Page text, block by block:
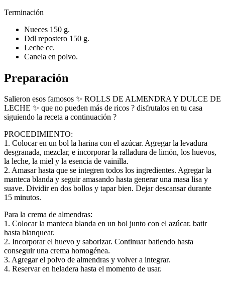
Terminación
Nueces 150 g.
Ddl repostero 150 g.
Leche cc.
Canela en polvo.
Preparación
Salieron esos famosos ✨ ROLLS DE ALMENDRA Y DULCE DE
LECHE ✨ que no pueden más de ricos ? disfrutalos en tu casa
siguiendo la receta a continuación ?
PROCEDIMIENTO:
1. Colocar en un bol la harina con el azúcar. Agregar la levadura
desgranada, mezclar, e incorporar la ralladura de limón, los huevos,
la leche, la miel y la esencia de vainilla.
2. Amasar hasta que se integren todos los ingredientes. Agregar la
manteca blanda y seguir amasando hasta generar una masa lisa y
suave. Dividir en dos bollos y tapar bien. Dejar descansar durante
15 minutos.
Para la crema de almendras:
1. Colocar la manteca blanda en un bol junto con el azúcar. batir
hasta blanquear.
2. Incorporar el huevo y saborizar. Continuar batiendo hasta
conseguir una crema homogénea.
3. Agregar el polvo de almendras y volver a integrar.
4. Reservar en heladera hasta el momento de usar.